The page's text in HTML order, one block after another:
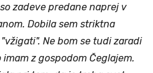
zadeve predane naprej v
Dobila sem striktna
Ne bom se tudi zaradi
z gospodom Čeglajem.